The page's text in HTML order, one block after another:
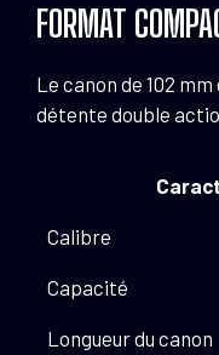
FORMAT
Le canon de 102
détente double
Calibre
Capacité
Longueur du canon